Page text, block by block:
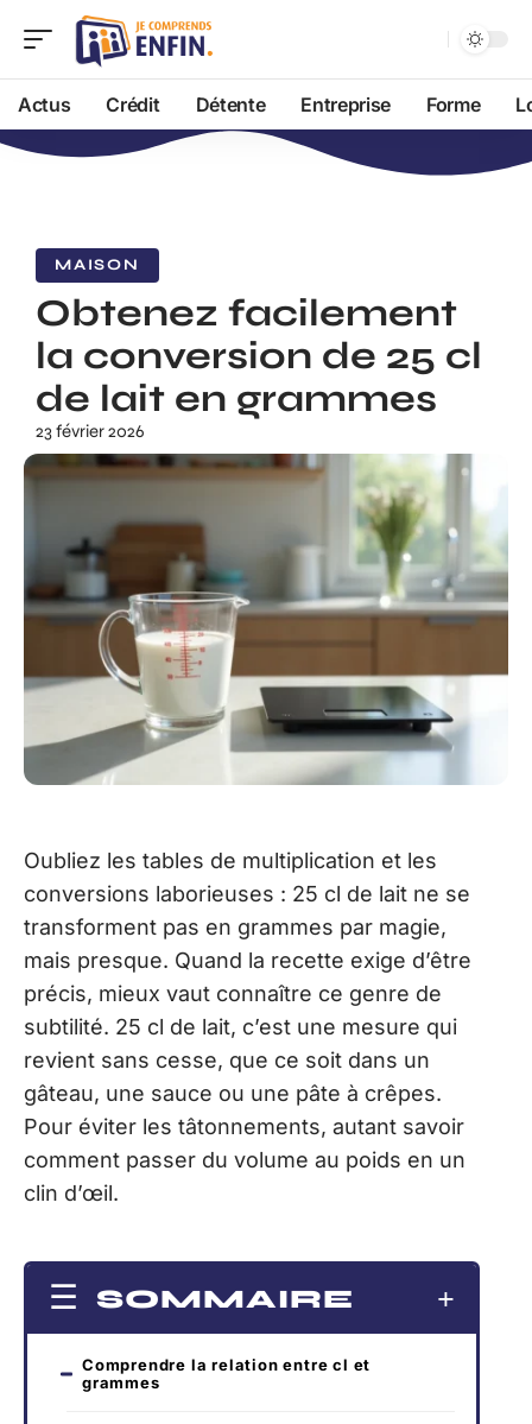
Actus Crédit Détente Entreprise Forme
MAISON
Obtenez facilement
la conversion de 25 cl
de lait en grammes
23 février 2026
Oubliez les tables de multiplication et les
conversions laborieuses : 25 cl de lait ne se
transforment pas en grammes par magie,
mais presque. Quand la recette exige d’être
précis, mieux vaut connaître ce genre de
subtilité. 25 cl de lait, c’est une mesure qui
revient sans cesse, que ce soit dans un
gâteau, une sauce ou une pâte à crêpes.
Pour éviter les tâtonnements, autant savoir
comment passer du volume au poids en un
clin d’œil.
SOMMAIRE
Comprendre la relation entre cl et
grammes